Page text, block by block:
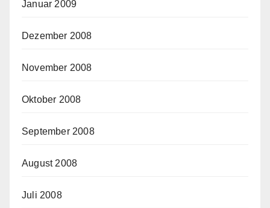
Januar 2009
Dezember 2008
November 2008
Oktober 2008
September 2008
August 2008
Juli 2008